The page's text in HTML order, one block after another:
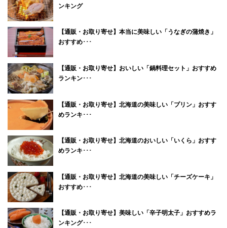
ンキング
【通販・お取り寄せ】本当に美味しい「うなぎの蒲焼き」
おすすめ･･･
【通販・お取り寄せ】おいしい「鍋料理セット」おすすめ
ランキン･･･
【通販・お取り寄せ】北海道の美味しい「プリン」おすす
めランキ･･･
【通販・お取り寄せ】北海道のおいしい「いくら」おすす
めランキ･･･
【通販・お取り寄せ】北海道の美味しい「チーズケーキ」
おすすめ･･･
【通販・お取り寄せ】美味しい「辛子明太子」おすすめラ
ンキング･･･